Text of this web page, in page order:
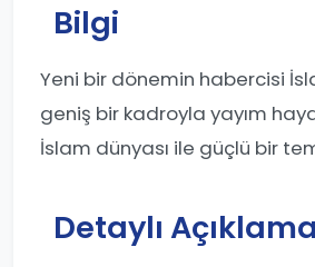
Bilgi
Yeni bir dönemin habercisi
geniş bir kadroyla yayım
İslam dünyası ile güçlü bir
Detaylı Açıklama